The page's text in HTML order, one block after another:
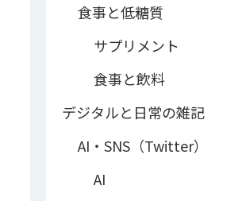
食事と低糖質
サプリメント
食事と飲料
デジタルと日常の雑記
AI・SNS（Twitter）
AI